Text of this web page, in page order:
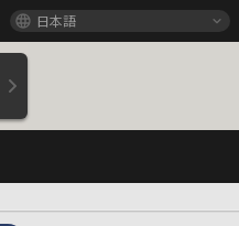
日本語